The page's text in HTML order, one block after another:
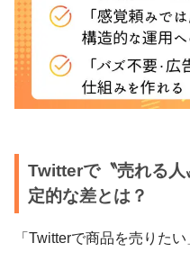
Twitterで〝売れる
定的な差とは？
「Twitterで商品を売りたい